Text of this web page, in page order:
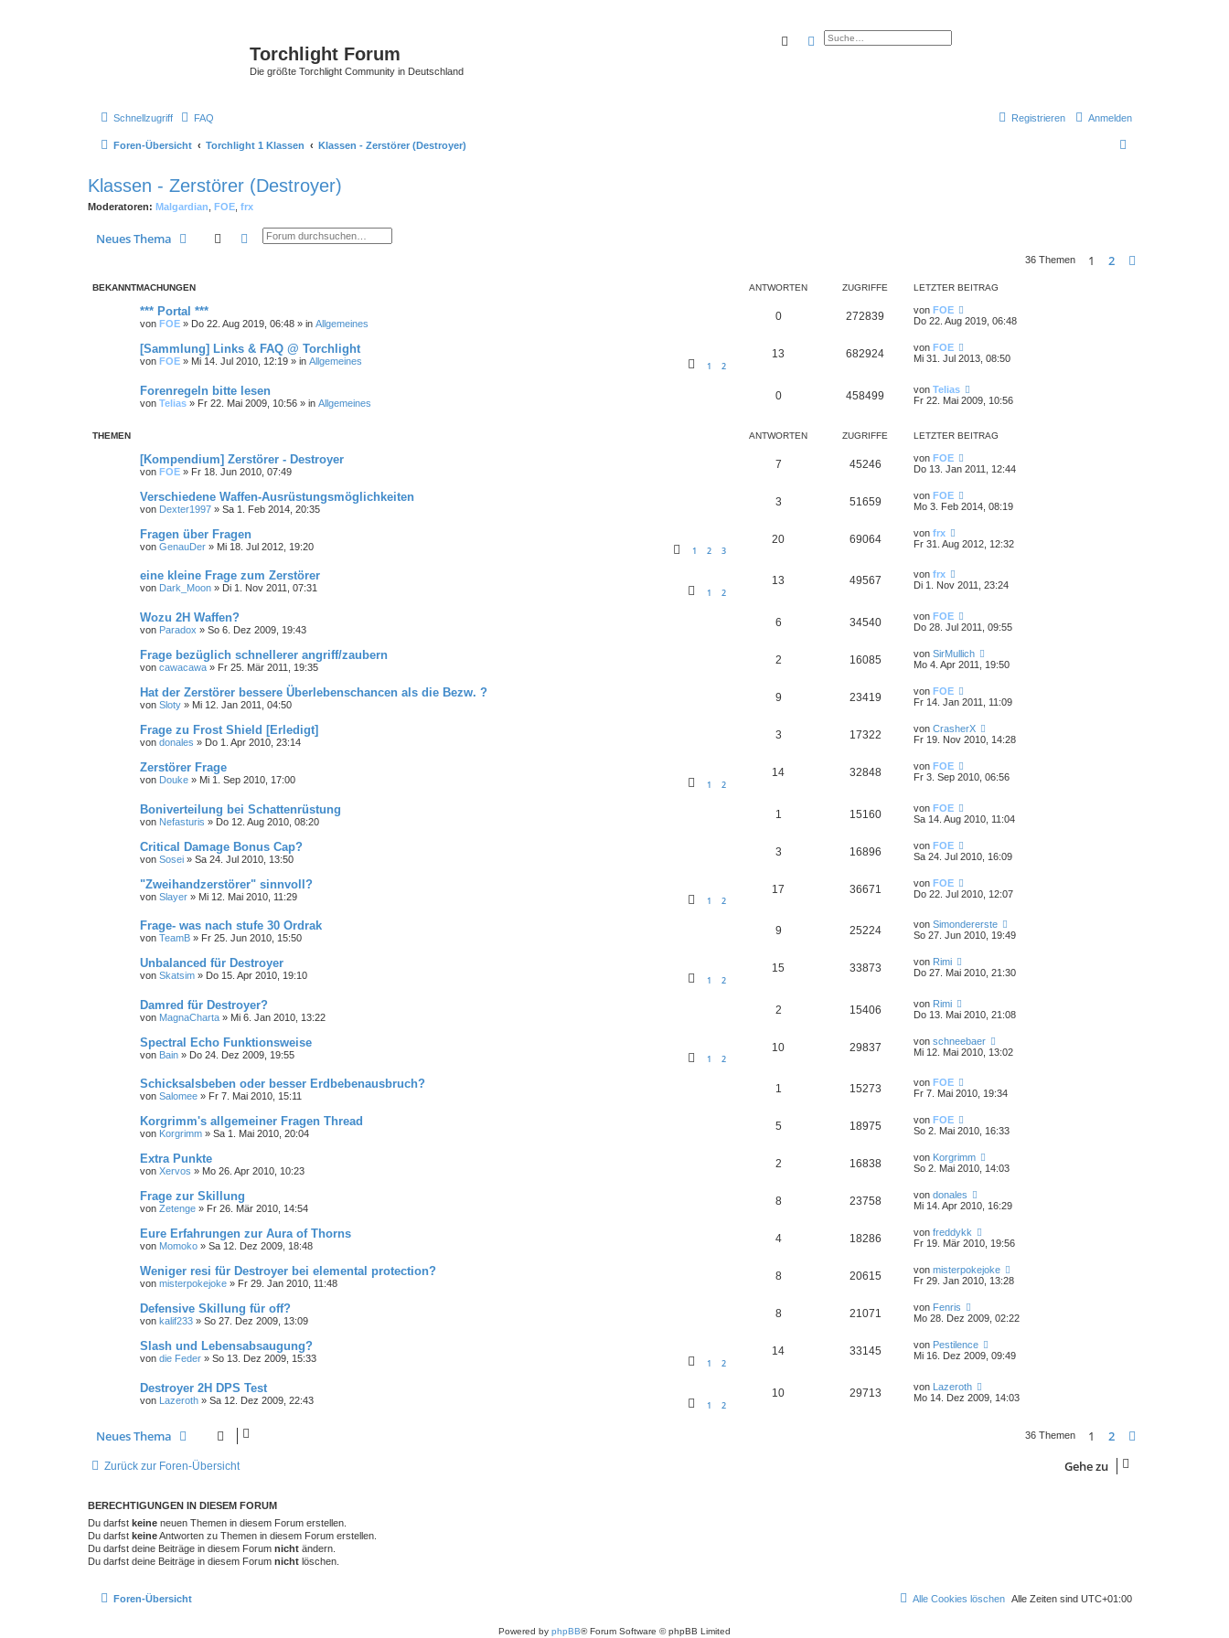
Torchlight Forum
Die größte Torchlight Community in Deutschland
Suche Erweiterte Suche
Schnellzugriff FAQ Anmelden
Registrieren
Foren-Übersicht Torchlight 1 Klassen Klassen - Zerstörer (Destroyer)
Klassen - Zerstörer (Destroyer)
Moderatoren: Malgardian FOE frx
Neues Thema Suche Erweiterte Suche
36 Themen 1 2
BEKANNTMACHUNGEN ANTWORTEN ZUGRIFFE LETZTER BEITRAG
*** Portal ***
von FOE » Do 22. Aug 2019, 06:48 » in Allgemeines
0 272839 von FOE
Do 22. Aug 2019, 06:48
[Sammlung] Links & FAQ @ Torchlight
von FOE » Mi 14. Jul 2010, 12:19 » in Allgemeines 1 2
13 682924 von FOE
Mi 31. Jul 2013, 08:50
Forenregeln bitte lesen
von Telias » Fr 22. Mai 2009, 10:56 » in Allgemeines
0 458499 von Telias
Fr 22. Mai 2009, 10:56
THEMEN ANTWORTEN ZUGRIFFE LETZTER BEITRAG
[Kompendium] Zerstörer - Destroyer
von FOE » Fr 18. Jun 2010, 07:49
7 45246 von FOE
Do 13. Jan 2011, 12:44
Verschiedene Waffen-Ausrüstungsmöglichkeiten
von Dexter1997 » Sa 1. Feb 2014, 20:35
3 51659 von FOE
Mo 3. Feb 2014, 08:19
Fragen über Fragen
von GenauDer » Mi 18. Jul 2012, 19:20 1 2 3
20 69064 von frx
Fr 31. Aug 2012, 12:32
eine kleine Frage zum Zerstörer
von Dark_Moon » Di 1. Nov 2011, 07:31 1 2
13 49567 von frx
Di 1. Nov 2011, 23:24
Wozu 2H Waffen?
von Paradox » So 6. Dez 2009, 19:43
6 34540 von FOE
Do 28. Jul 2011, 09:55
Frage bezüglich schnellerer angriff/zaubern
von cawacawa » Fr 25. Mär 2011, 19:35
2 16085 von SirMullich
Mo 4. Apr 2011, 19:50
Hat der Zerstörer bessere Überlebenschancen als die Bezw. ?
von Sloty » Mi 12. Jan 2011, 04:50
9 23419 von FOE
Fr 14. Jan 2011, 11:09
Frage zu Frost Shield [Erledigt]
von donales » Do 1. Apr 2010, 23:14
3 17322 von CrasherX
Fr 19. Nov 2010, 14:28
Zerstörer Frage
von Douke » Mi 1. Sep 2010, 17:00 1 2
14 32848 von FOE
Fr 3. Sep 2010, 06:56
Boniverteilung bei Schattenrüstung
von Nefasturis » Do 12. Aug 2010, 08:20
1 15160 von FOE
Sa 14. Aug 2010, 11:04
Critical Damage Bonus Cap?
von Sosei » Sa 24. Jul 2010, 13:50
3 16896 von FOE
Sa 24. Jul 2010, 16:09
"Zweihandzerstörer" sinnvoll?
von Slayer » Mi 12. Mai 2010, 11:29 1 2
17 36671 von FOE
Do 22. Jul 2010, 12:07
Frage- was nach stufe 30 Ordrak
von TeamB » Fr 25. Jun 2010, 15:50
9 25224 von Simondererste
So 27. Jun 2010, 19:49
Unbalanced für Destroyer
von Skatsim » Do 15. Apr 2010, 19:10 1 2
15 33873 von Rimi
Do 27. Mai 2010, 21:30
Damred für Destroyer?
von MagnaCharta » Mi 6. Jan 2010, 13:22
2 15406 von Rimi
Do 13. Mai 2010, 21:08
Spectral Echo Funktionsweise
von Bain » Do 24. Dez 2009, 19:55 1 2
10 29837 von schneebaer
Mi 12. Mai 2010, 13:02
Schicksalsbeben oder besser Erdbebenausbruch?
von Salomee » Fr 7. Mai 2010, 15:11
1 15273 von FOE
Fr 7. Mai 2010, 19:34
Korgrimm's allgemeiner Fragen Thread
von Korgrimm » Sa 1. Mai 2010, 20:04
5 18975 von FOE
So 2. Mai 2010, 16:33
Extra Punkte
von Xervos » Mo 26. Apr 2010, 10:23
2 16838 von Korgrimm
So 2. Mai 2010, 14:03
Frage zur Skillung
von Zetenge » Fr 26. Mär 2010, 14:54
8 23758 von donales
Mi 14. Apr 2010, 16:29
Eure Erfahrungen zur Aura of Thorns
von Momoko » Sa 12. Dez 2009, 18:48
4 18286 von freddykk
Fr 19. Mär 2010, 19:56
Weniger resi für Destroyer bei elemental protection?
von misterpokejoke » Fr 29. Jan 2010, 11:48
8 20615 von misterpokejoke
Fr 29. Jan 2010, 13:28
Defensive Skillung für off?
von kalif233 » So 27. Dez 2009, 13:09
8 21071 von Fenris
Mo 28. Dez 2009, 02:22
Slash und Lebensabsaugung?
von die Feder » So 13. Dez 2009, 15:33 1 2
14 33145 von Pestilence
Mi 16. Dez 2009, 09:49
Destroyer 2H DPS Test
von Lazeroth » Sa 12. Dez 2009, 22:43 1 2
10 29713 von Lazeroth
Mo 14. Dez 2009, 14:03
Neues Thema 36 Themen 1 2
Zurück zur Foren-Übersicht Gehe zu
BERECHTIGUNGEN IN DIESEM FORUM
Du darfst keine neuen Themen in diesem Forum erstellen.
Du darfst keineAntworten zu Themen in diesem Forum erstellen.
Du darfst deine Beiträge in diesem Forum nicht ändern.
Du darfst deine Beiträge in diesem Forum nicht löschen.
Foren-Übersicht Alle Zeiten sind UTC+01:00
Alle Cookies löschen
Powered by phpBB® Forum Software © phpBB Limited